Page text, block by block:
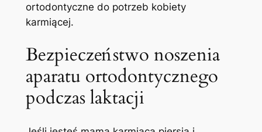
ortodontyczne do potrzeb kobiety
karmiącej.
Bezpieczeństwo noszenia
aparatu ortodontycznego
podczas laktacji